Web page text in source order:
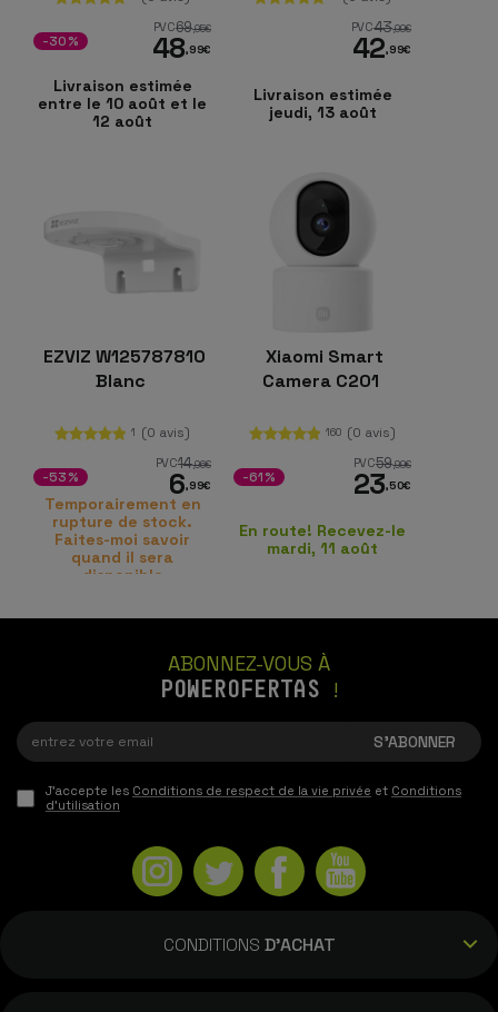
Plafond/Mur Blanc
PVC69,95€
48,99€
-30%
Livraison estimée
entre le 10 août et le
12 août
PVC43,99€
42,99€
Livraison estimée
jeudi, 13 août
EZVIZ W125787810
Blanc
1 (0 avis)
PVC14,96€
6,99€
-53%
Temporairement en
rupture de stock.
Faites-moi savoir
quand il sera
disponible
Xiaomi Smart
Camera C201
160 (0 avis)
PVC59,99€
23,50€
-61%
En route! Recevez-le
mardi, 11 août
ABONNEZ-VOUS À
POWEROFERTAS !
J'accepte les Conditions de respect de la vie privée et Conditions
d'utilisation
CONDITIONS D'ACHAT